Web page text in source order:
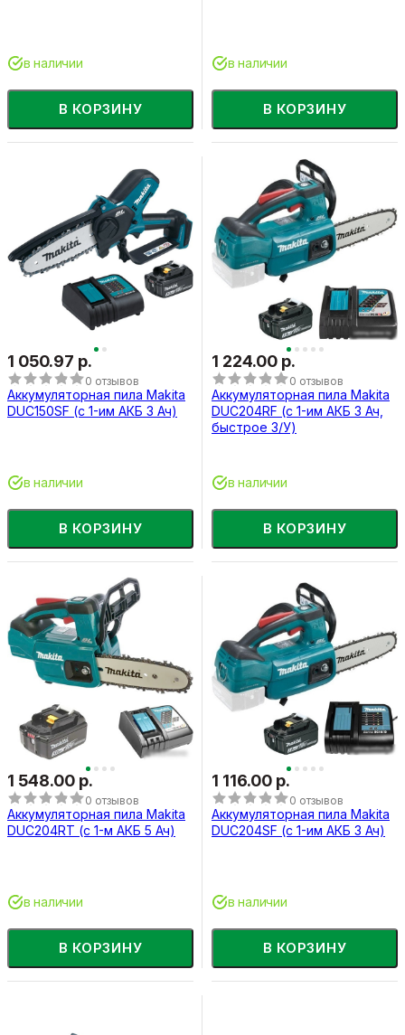
В КОРЗИНУ
в наличии
В КОРЗИНУ
в наличии
1 050.97 р.
0 отзывов
Аккумуляторная пила Makita
DUC150SF (с 1-им АКБ 3 Ач)
В КОРЗИНУ
в наличии
1 224.00 р.
0 отзывов
Аккумуляторная пила Makita
DUC204RF (с 1-им АКБ 3 Ач,
быстрое З/У)
В КОРЗИНУ
в наличии
1 548.00 р.
0 отзывов
Аккумуляторная пила Makita
DUC204RT (с 1-м АКБ 5 Ач)
В КОРЗИНУ
в наличии
1 116.00 р.
0 отзывов
Аккумуляторная пила Makita
DUC204SF (с 1-им АКБ 3 Ач)
В КОРЗИНУ
в наличии